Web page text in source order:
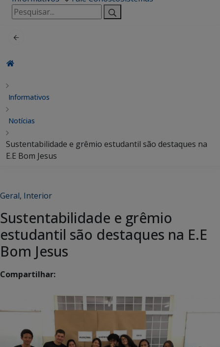
Pesquisar
por:
Informativos
Notícias
Sustentabilidade e grêmio estudantil são destaques na
E.E Bom Jesus
Geral, Interior
Sustentabilidade e grêmio
estudantil são destaques na E.E
Bom Jesus
Compartilhar: